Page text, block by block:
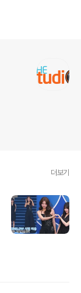
더보기